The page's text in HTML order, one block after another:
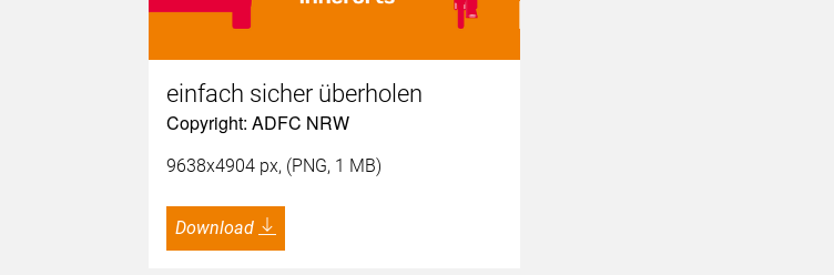
einfach sicher überholen
Copyright: ADFC NRW
9638x4904 px, (PNG, 1 MB)
Download